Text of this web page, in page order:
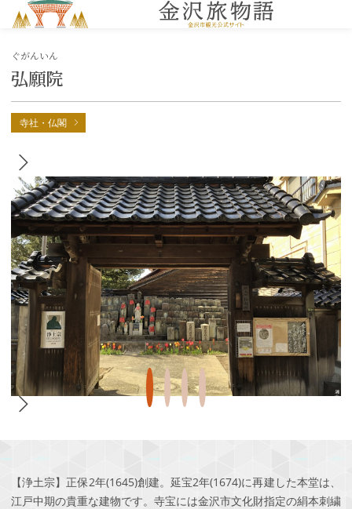
弘願院
ぐがんいん
寺社・仏閣
【浄土宗】正保2年(1645)創建。延宝2年(1674)に再建した本堂は、
江戸中期の貴重な建物です。寺宝には金沢市文化財指定の絹本刺繍